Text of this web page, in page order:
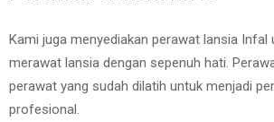
Kami juga menyediakan perawat lansia Infal
merawat lansia dengan sepenuh hati.
perawat yang sudah dilatih untuk menjadi
profesional.